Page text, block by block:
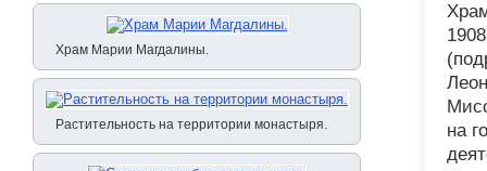
Храм Марии Магдалины.
Растительность на территории монастыря.
на